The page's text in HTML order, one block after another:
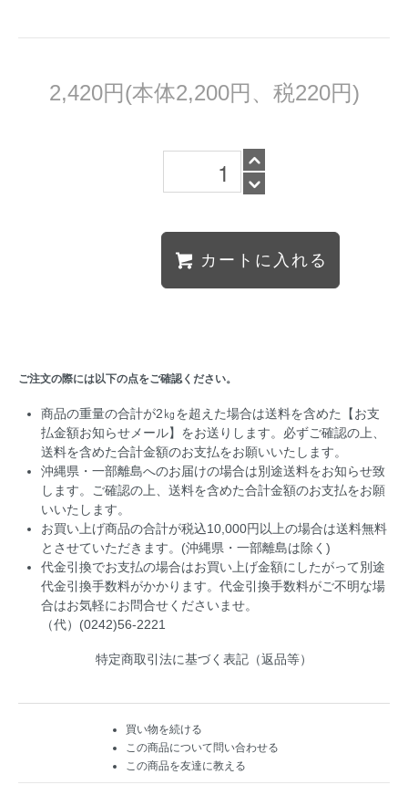
2,420円(本体2,200円、税220円)
カートに入れる
ご注文の際には以下の点をご確認ください。
商品の重量の合計が2㎏を超えた場合は送料を含めた【お支
払金額お知らせメール】をお送りします。必ずご確認の上、
送料を含めた合計金額のお支払をお願いいたします。
沖縄県・一部離島へのお届けの場合は別途送料をお知らせ致
します。ご確認の上、送料を含めた合計金額のお支払をお願
いいたします。
お買い上げ商品の合計が税込10,000円以上の場合は送料無料
とさせていただきます。(沖縄県・一部離島は除く)
代金引換でお支払の場合はお買い上げ金額にしたがって別途
代金引換手数料がかかります。代金引換手数料がご不明な場
合はお気軽にお問合せくださいませ。
（代）(0242)56-2221
特定商取引法に基づく表記（返品等）
買い物を続ける
この商品について問い合わせる
この商品を友達に教える